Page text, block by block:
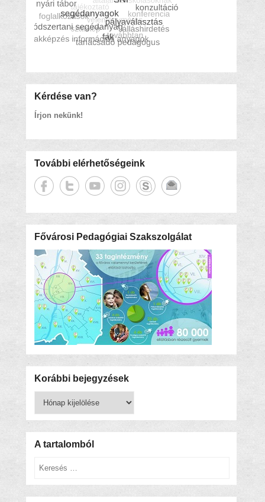
Kérdése van?
Írjon nekünk!
További elérhetőségeink
Fővárosi Pedagógiai Szakszolgálat
Korábbi bejegyzések
bejegyzések
A tartalomból
Keresés